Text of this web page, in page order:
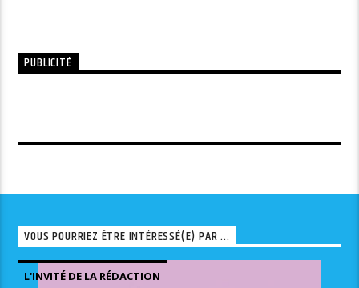
PUBLICITÉ
VOUS POURRIEZ ÊTRE INTÉRESSÉ(E) PAR ...
L'INVITÉ DE LA RÉDACTION